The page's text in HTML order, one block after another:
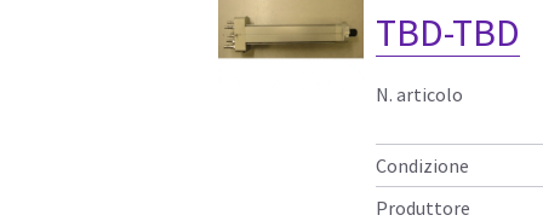
TBD-TBD
N. articolo
Condizione
Produttore